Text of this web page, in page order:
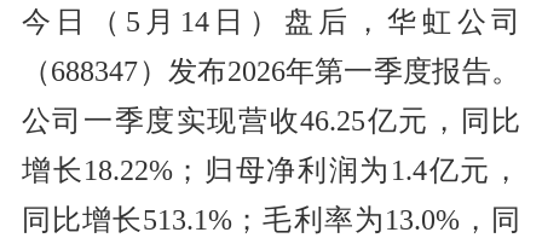
今日（5月14日）盘后，华虹公司
（688347）发布2026年第一季度报告。
公司一季度实现营收46.25亿元，同比
增长18.22%；归母净利润为1.4亿元，
同比增长513.1%；毛利率为13.0%，同